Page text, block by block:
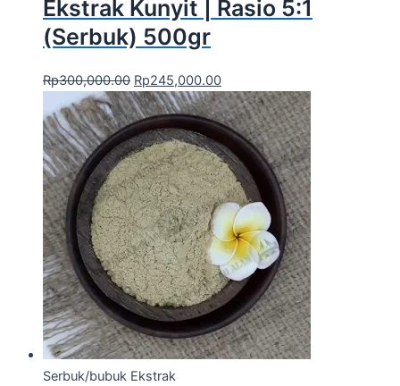
Ekstrak Kunyit | Rasio 5:1
(Serbuk) 500gr
Rp300,000.00 Rp245,000.00
Serbuk/bubuk Ekstrak